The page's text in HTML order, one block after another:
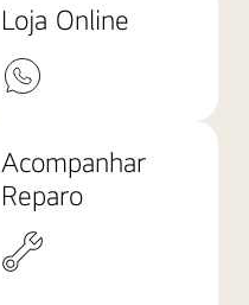
Loja Online
Acompanhar
Reparo